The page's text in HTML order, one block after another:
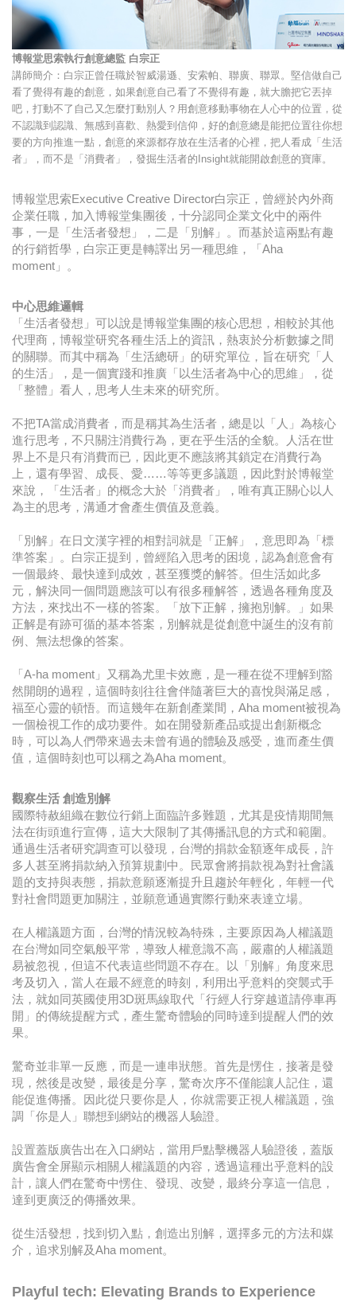
博報堂思索執行創意總監 白宗正
講師簡介：白宗正曾任職於智威湯遜、安索帕、聯廣、聯眾。堅信做自己
看了覺得有趣的創意，如果創意自己看了不覺得有趣，就大膽把它丟掉
吧，打動不了自己又怎麼打動別人？用創意移動事物在人心中的位置，從
不認識到認識、無感到喜歡、熱愛到信仰，好的創意總是能把位置往你想
要的方向推進一點，創意的來源都存放在生活者的心裡，把人看成「生活
者」，而不是「消費者」，發掘生活者的Insight就能開啟創意的寶庫。
博報堂思索Executive Creative Director白宗正，曾經於內外商
企業任職，加入博報堂集團後，十分認同企業文化中的兩件
事，一是「生活者發想」，二是「別解」。而基於這兩點有趣
的行銷哲學，白宗正更是轉譯出另一種思維，「Aha
moment」。
中心思維邏輯
「生活者發想」可以說是博報堂集團的核心思想，相較於其他
代理商，博報堂研究各種生活上的資訊，熱衷於分析數據之間
的關聯。而其中稱為「生活總研」的研究單位，旨在研究「人
的生活」，是一個實踐和推廣「以生活者為中心的思維」，從
「整體」看人，思考人生未來的研究所。
不把TA當成消費者，而是稱其為生活者，總是以「人」為核心
進行思考，不只關注消費行為，更在乎生活的全貌。人活在世
界上不是只有消費而已，因此更不應該將其鎖定在消費行為
上，還有學習、成長、愛……等等更多議題，因此對於博報堂
來說，「生活者」的概念大於「消費者」，唯有真正關心以人
為主的思考，溝通才會產生價值及意義。
「別解」在日文漢字裡的相對詞就是「正解」，意思即為「標
準答案」。白宗正提到，曾經陷入思考的困境，認為創意會有
一個最終、最快達到成效，甚至獲獎的解答。但生活如此多
元，解決同一個問題應該可以有很多種解答，透過各種角度及
方法，來找出不一樣的答案。「放下正解，擁抱別解。」如果
正解是有跡可循的基本答案，別解就是從創意中誕生的沒有前
例、無法想像的答案。
「A-ha moment」又稱為尤里卡效應，是一種在從不理解到豁
然開朗的過程，這個時刻往往會伴隨著巨大的喜悅與滿足感，
福至心靈的頓悟。而這幾年在新創產業間，Aha moment被視為
一個檢視工作的成功要件。如在開發新產品或提出創新概念
時，可以為人們帶來過去未曾有過的體驗及感受，進而產生價
值，這個時刻也可以稱之為Aha moment。
觀察生活 創造別解
國際特赦組織在數位行銷上面臨許多難題，尤其是疫情期間無
法在街頭進行宣傳，這大大限制了其傳播訊息的方式和範圍。
通過生活者研究調查可以發現，台灣的捐款金額逐年成長，許
多人甚至將捐款納入預算規劃中。民眾會將捐款視為對社會議
題的支持與表態，捐款意願逐漸提升且趨於年輕化，年輕一代
對社會問題更加關注，並願意通過實際行動來表達立場。
在人權議題方面，台灣的情況較為特殊，主要原因為人權議題
在台灣如同空氣般平常，導致人權意識不高，嚴肅的人權議題
易被忽視，但這不代表這些問題不存在。以「別解」角度來思
考及切入，當人在最不經意的時刻，利用出乎意料的突襲式手
法，就如同英國使用3D斑馬線取代「行經人行穿越道請停車再
開」的傳統提醒方式，產生驚奇體驗的同時達到提醒人們的效
果。
驚奇並非單一反應，而是一連串狀態。首先是愣住，接著是發
現，然後是改變，最後是分享，驚奇次序不僅能讓人記住，還
能促進傳播。因此從只要你是人，你就需要正視人權議題，強
調「你是人」聯想到網站的機器人驗證。
設置蓋版廣告出在入口網站，當用戶點擊機器人驗證後，蓋版
廣告會全屏顯示相關人權議題的內容，透過這種出乎意料的設
計，讓人們在驚奇中愣住、發現、改變，最終分享這一信息，
達到更廣泛的傳播效果。
從生活發想，找到切入點，創造出別解，選擇多元的方法和媒
介，追求別解及Aha moment。
Playful tech: Elevating Brands to Experience